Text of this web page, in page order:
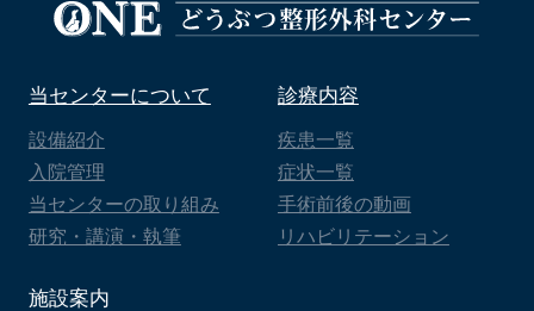
当センターについて
設備紹介
入院管理
当センターの取り組み
研究・講演・執筆
診療内容
疾患一覧
症状一覧
手術前後の動画
リハビリテーション
施設案内